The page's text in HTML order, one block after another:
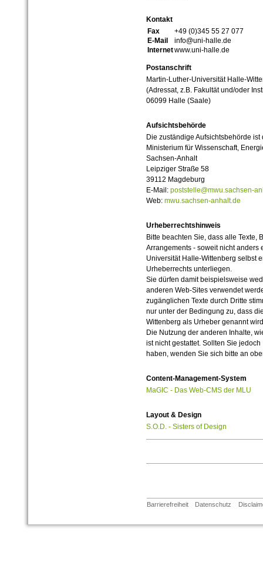
Kontakt
Fax
+49 (0)345 55 27 077
E-Mail
info@uni-halle.de
Internetwww.uni-halle.de
Postanschrift
Martin-Luther-Universität Halle-
(Adressat, z.B. Fakultät und/oder
06099 Halle (Saale)
Aufsichtsbehörde
Die zuständige Aufsichtsbehörde ist
Ministerium für Wissenschaft,
Sachsen-Anhalt
Leipziger Straße 58
39112 Magdeburg
E-Mail: poststelle@mwu.sachsen-
Web: mwu.sachsen-anhalt.de
Urheberrechtshinweis
Bitte beachten Sie, dass alle Texte,
Arrangements - soweit nicht anders
Universität Halle-Wittenberg selbst
Urheberrechts unterliegen.
Sie dürfen damit beispielsweise
anderen Web-Sites verwendet
zugänglichen Texte durch Dritte
nur unter der Bedingung zu, dass
Wittenberg als Urheber genannt
Die Nutzung der anderen Inhalte,
ist nicht gestattet. Sollten Sie
haben, wenden Sie sich bitte an
Content-Management-System
MaGIC - Das Web-CMS der MLU
Layout & Design
S.O.D. - Sisters of Design
Barrierefreiheit Datenschutz